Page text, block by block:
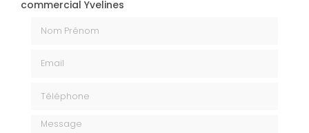
commercial Yvelines
Message